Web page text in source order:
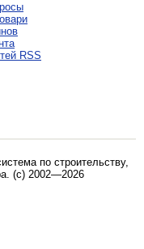
RSS
по строительству,
. (c) 2002—2026